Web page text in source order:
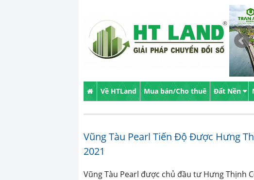
Về HTLand Mua bán/Cho thuê Đất Nền
Vũng Tàu Pearl Tiến Độ Được Hưng
2021
Vũng Tàu Pearl được chủ đầu tư Hưng Thịnh